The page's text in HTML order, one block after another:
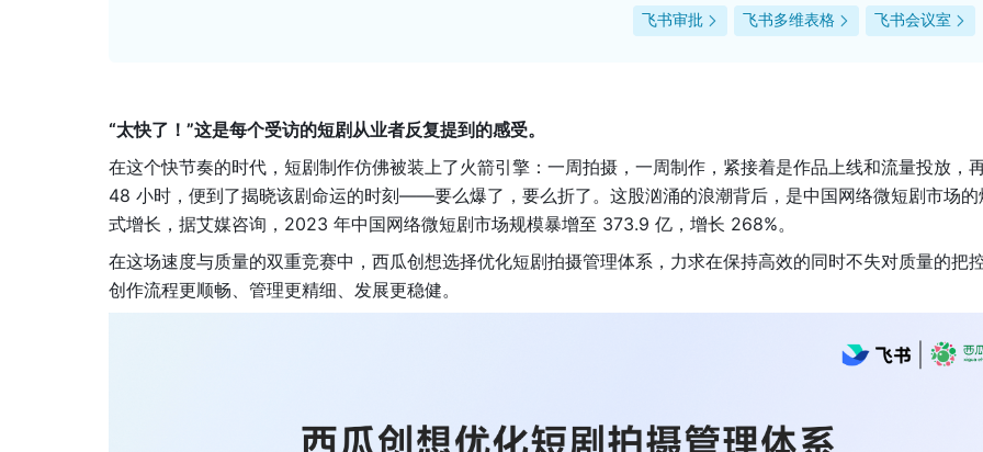
飞书审批 飞书多维表格 飞书会议室
“太快了！”这是每个受访的短剧从业者反复提到的感受。
在这个快节奏的时代，短剧制作仿佛被装上了火箭引擎：一周拍摄，一周制作，紧接着是作品上线和流量投放，
48 小时，便到了揭晓该剧命运的时刻——要么爆了，要么折了。这股汹涌的浪潮背后，是中国网络微短剧市场的
式增长，据艾媒咨询，2023 年中国网络微短剧市场规模暴增至 373.9 亿，增长 268%。
在这场速度与质量的双重竞赛中，西瓜创想选择优化短剧拍摄管理体系，力求在保持高效的同时不失对质量的把
创作流程更顺畅、管理更精细、发展更稳健。